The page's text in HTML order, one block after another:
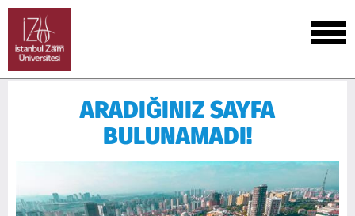
ARADIĞINIZ SAYFA
BULUNAMADI!